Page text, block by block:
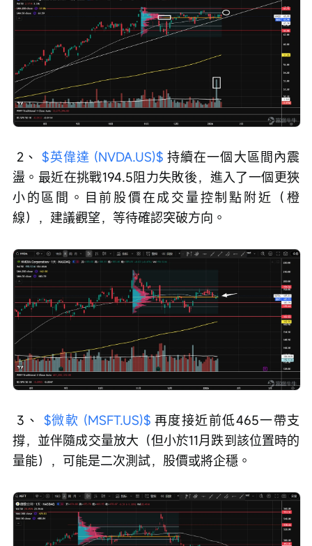
2、 $英偉達 (NVDA.US)$ 持續在一個大區間內震
盪。最近在挑戰194.5阻力失敗後，進入了一個更狹
小的區間。目前股價在成交量控制點附近（橙
線），建議觀望，等待確認突破方向。
3、 $微軟 (MSFT.US)$ 再度接近前低465一帶支
撐，並伴隨成交量放大（但小於11月跌到該位置時的
量能），可能是二次測試，股價或將企穩。